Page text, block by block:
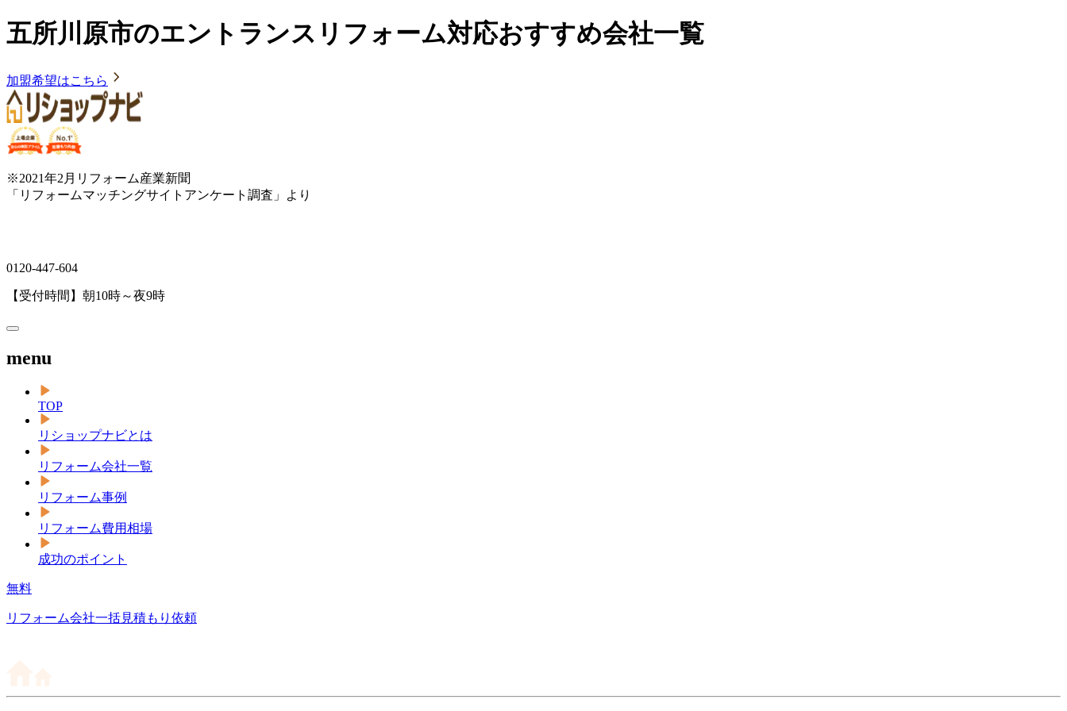
五所川原市のエントランスリフォーム対応おすすめ会社一覧
加盟希望はこちら
※2021年2月リフォーム産業新聞
「リフォームマッチングサイトアンケート調査」より
0120-447-604
【受付時間】朝10時～夜9時
menu
TOP
リショップナビとは
リフォーム会社一覧
リフォーム事例
リフォーム費用相場
成功のポイント
無料
リフォーム会社一括見積もり依頼